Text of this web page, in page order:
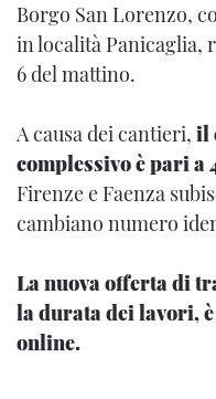
Borgo San Lorenzo,
in località Panicaglia,
6 del mattino.
A causa dei cantieri, il
complessivo è pari
Firenze e Faenza
cambiano numero
La nuova offerta di
la durata dei lavori,
online.